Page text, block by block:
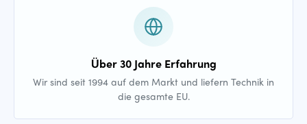
Über 30 Jahre Erfahrung
Wir sind seit 1994 auf dem Markt und liefern Technik in
die gesamte EU.